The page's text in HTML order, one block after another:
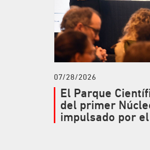
07/28/2026
El Parque
del primer
impulsado por el